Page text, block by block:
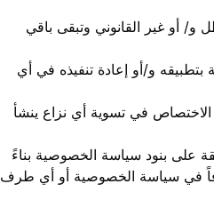
أو غير القانوني وتبقى باقي
و/أو إعادة تنفيذه في أي
في تسوية أي نزاع ينشأ
على بنود سياسة الخصوصية بناءً
في سياسة الخصوصية أو أي طرف